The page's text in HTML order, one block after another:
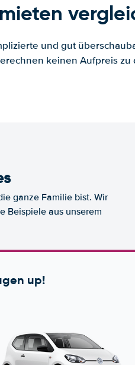
und gut
keinen Aufpreis
ganze Familie bist. Wir
Beispiele aus unserem
up!